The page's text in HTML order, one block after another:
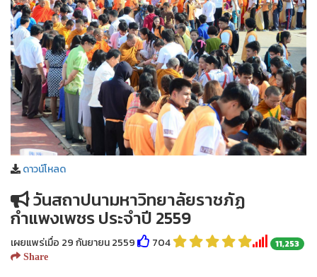
ดาวน์โหลด
วันสถาปนามหาวิทยาลัยราชภัฏ
กำแพงเพชร ประจำปี 2559
เผยแพร่เมื่อ 29 กันยายน 2559 704 11,253
Share